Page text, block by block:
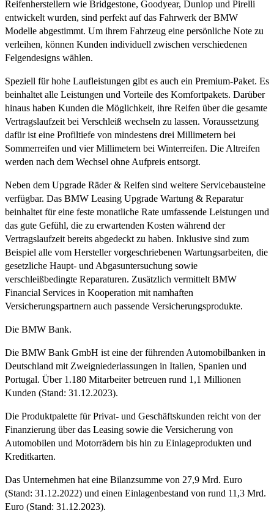
Reifenherstellern wie Bridgestone, Goodyear, Dunlop und Pirelli
entwickelt wurden, sind perfekt auf das Fahrwerk der BMW
Modelle abgestimmt. Um ihrem Fahrzeug eine persönliche Note zu
verleihen, können Kunden individuell zwischen verschiedenen
Felgendesigns wählen.
Speziell für hohe Laufleistungen gibt es auch ein Premium-Paket. Es
beinhaltet alle Leistungen und Vorteile des Komfortpakets. Darüber
hinaus haben Kunden die Möglichkeit, ihre Reifen über die gesamte
Vertragslaufzeit bei Verschleiß wechseln zu lassen. Voraussetzung
dafür ist eine Profiltiefe von mindestens drei Millimetern bei
Sommerreifen und vier Millimetern bei Winterreifen. Die Altreifen
werden nach dem Wechsel ohne Aufpreis entsorgt.
Neben dem Upgrade Räder & Reifen sind weitere Servicebausteine
verfügbar. Das BMW Leasing Upgrade Wartung & Reparatur
beinhaltet für eine feste monatliche Rate umfassende Leistungen und
das gute Gefühl, die zu erwartenden Kosten während der
Vertragslaufzeit bereits abgedeckt zu haben. Inklusive sind zum
Beispiel alle vom Hersteller vorgeschriebenen Wartungsarbeiten, die
gesetzliche Haupt- und Abgasuntersuchung sowie
verschleißbedingte Reparaturen. Zusätzlich vermittelt BMW
Financial Services in Kooperation mit namhaften
Versicherungspartnern auch passende Versicherungsprodukte.
Die BMW Bank.
Die BMW Bank GmbH ist eine der führenden Automobilbanken in
Deutschland mit Zweigniederlassungen in Italien, Spanien und
Portugal. Über 1.180 Mitarbeiter betreuen rund 1,1 Millionen
Kunden (Stand: 31.12.2023).
Die Produktpalette für Privat- und Geschäftskunden reicht von der
Finanzierung über das Leasing sowie die Versicherung von
Automobilen und Motorrädern bis hin zu Einlageprodukten und
Kreditkarten.
Das Unternehmen hat eine Bilanzsumme von 27,9 Mrd. Euro
(Stand: 31.12.2022) und einen Einlagenbestand von rund 11,3 Mrd.
Euro (Stand: 31.12.2023).